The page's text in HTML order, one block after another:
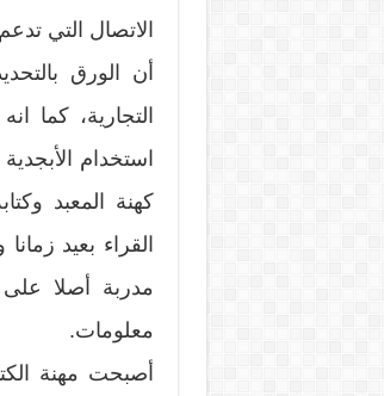
الاتصال التي
أن الورق
التجارية، كما
استخدام
كهنة المعبد
القراء بعيد
مدربة أصلا
معلومات.
أصبحت مهنة